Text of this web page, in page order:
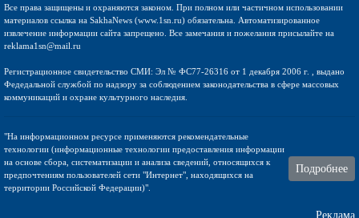
Все права защищены и охраняются законом. При полном или частичном использовании
материалов ссылка на SakhaNews (www.1sn.ru) обязательна. Автоматизированное
извлечение информации сайта запрещено. Все замечания и пожелания присылайте на
reklama1sn@mail.ru
Регистрационное свидетельство СМИ: Эл № ФС77-26316 от 1 декабря 2006 г. , выдано
Федедальной службой по надзору за соблюдением законодательства в сфере массовых
коммуникаций и охране культурного наследия.
"На информационном ресурсе применяются рекомендательные
технологии (информационные технологии предоставления информации
на основе сбора, систематизации и анализа сведений, относящихся к
предпочтениям пользователей сети "Интернет", находящихся на
территории Российской Федерации)".
Подробнее
Реклама